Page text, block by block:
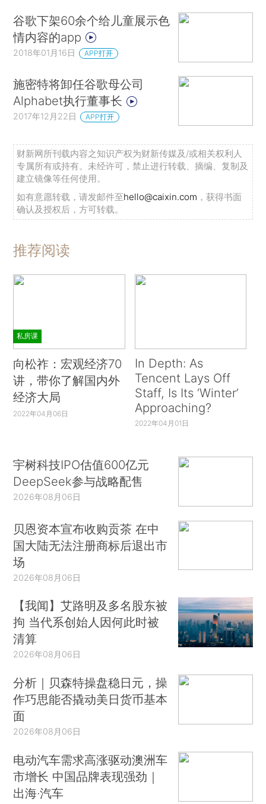
谷歌下架60余个给儿童展示色
情内容的app
2018年01月16日 APP打开
施密特将卸任谷歌母公司
Alphabet执行董事长
2017年12月22日 APP打开
财新网所刊载内容之知识产权为财新传媒及/或相关权利人
专属所有或持有。未经许可，禁止进行转载、摘编、复制及
建立镜像等任何使用。
如有意愿转载，请发邮件至hello@caixin.com ，获得书面
确认及授权后，方可转载。
推荐阅读
私房课
向松祚：宏观经济70
讲，带你了解国内外
经济大局
2022年04月06日
In Depth: As
Tencent Lays Off
Staff, Is Its ‘Winter’
Approaching?
2022年04月01日
宇树科技IPO估值600亿元
DeepSeek参与战略配售
2026年08月06日
贝恩资本宣布收购贡茶 在中
国大陆无法注册商标后退出市
场
2026年08月06日
【我闻】艾路明及多名股东被
拘 当代系创始人因何此时被
清算
2026年08月06日
分析｜贝森特操盘稳日元，操
作巧思能否撬动美日货币基本
面
2026年08月06日
电动汽车需求高涨驱动澳洲车
市增长 中国品牌表现强劲｜
出海·汽车